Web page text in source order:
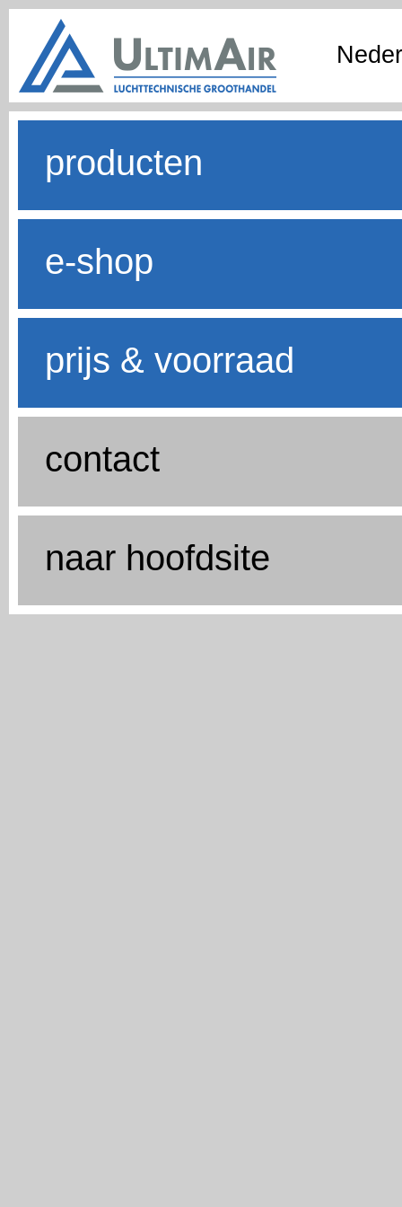
producten
e-shop
prijs & voorraad
contact
naar hoofdsite